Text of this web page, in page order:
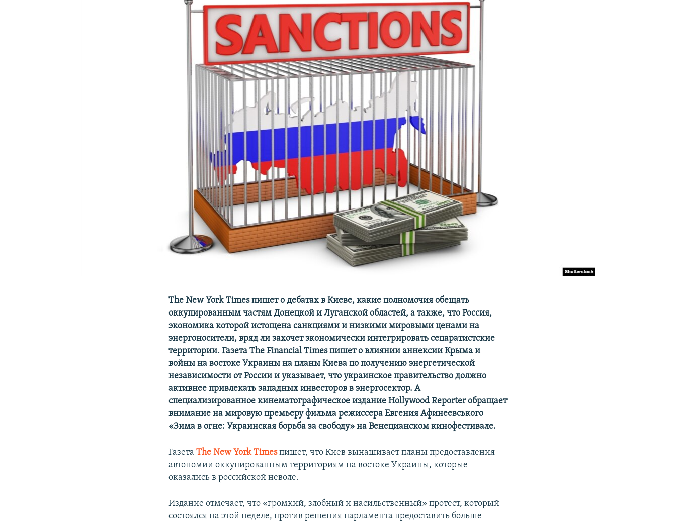
The New York Times пишет о дебатах в Киеве, какие полномочия обещать
оккупированным частям Донецкой и Луганской областей, а также, что Россия,
экономика которой истощена санкциями и низкими мировыми ценами на
энергоносители, вряд ли захочет экономически интегрировать сепаратистские
территории. Газета The Financial Times пишет о влиянии аннексии Крыма и
войны на востоке Украины на планы Киева по получению энергетической
независимости от России и указывает, что украинское правительство должно
активнее привлекать западных инвесторов в энергосектор. А
специализированное кинематографическое издание Hollywood Reporter обращает
внимание на мировую премьеру фильма режиссера Евгения Афинеевського
«Зима в огне: Украинская борьба за свободу» на Венецианском кинофестивале.
ГазетаThe New York Timesпишет, что Киев вынашивает планы предоставления
автономии оккупированным территориям на востоке Украины, которые
оказались в российской неволе.
Издание отмечает, что «громкий, злобный и насильственный» протест, который
состоялся на этой неделе, против решения парламента предоставить больше